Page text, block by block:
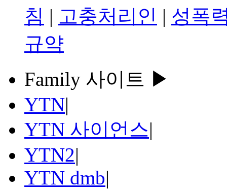
침 | 고충처리인 | 성폭
규약
Family 사이트 ▶
YTN|
YTN 사이언스|
YTN2|
YTN dmb|